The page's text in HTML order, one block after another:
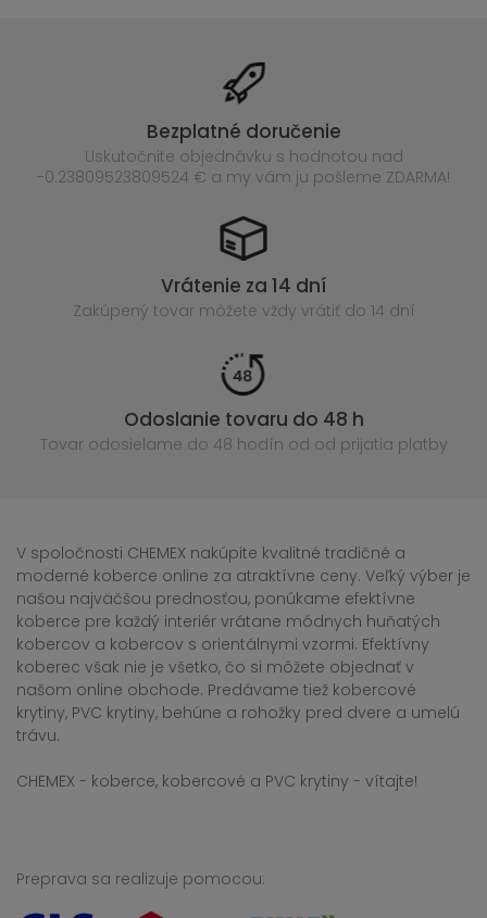
Bezplatné doručenie
Uskutočnite objednávku s hodnotou nad
-0.23809523809524 € a my vám ju pošleme ZDARMA!
Vrátenie za 14 dní
Zakúpený tovar môžete vždy vrátiť do 14 dní
Odoslanie tovaru do 48 h
Tovar odosielame do 48 hodín od od prijatia platby
V spoločnosti CHEMEX nakúpite kvalitné tradičné a
moderné koberce online za atraktívne ceny. Veľký výber je
našou najväčšou prednosťou, ponúkame efektívne
koberce pre každý interiér vrátane módnych huňatých
kobercov a kobercov s orientálnymi vzormi. Efektívny
koberec však nie je všetko, čo si môžete objednať v
našom online obchode. Predávame tiež kobercové
krytiny, PVC krytiny, behúne a rohožky pred dvere a umelú
trávu.
CHEMEX - koberce, kobercové a PVC krytiny - vítajte!
Preprava sa realizuje pomocou: